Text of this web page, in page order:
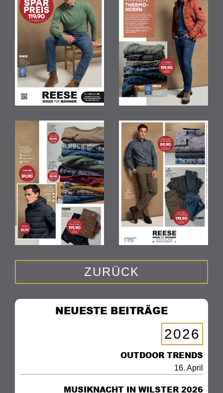
ZURÜCK
NEUESTE BEITRÄGE
2026
OUTDOOR TRENDS
16. April
MUSIKNACHT IN WILSTER 2026